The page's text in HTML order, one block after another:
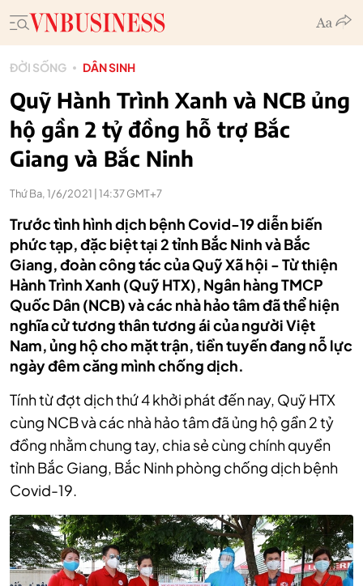
ĐỜI SỐNG DÂN SINH
Quỹ Hành Trình Xanh và NCB ủng
hộ gần 2 tỷ đồng hỗ trợ Bắc
Giang và Bắc Ninh
Thứ Ba, 1/6/2021 | 14:37 GMT+7
Trước tình hình dịch bệnh Covid-19 diễn biến
phức tạp, đặc biệt tại 2 tỉnh Bắc Ninh và Bắc
Giang, đoàn công tác của Quỹ Xã hội - Từ thiện
Hành Trình Xanh (Quỹ HTX), Ngân hàng TMCP
Quốc Dân (NCB) và các nhà hảo tâm đã thể hiện
nghĩa cử tương thân tương ái của người Việt
Nam, ủng hộ cho mặt trận, tiền tuyến đang nỗ lực
ngày đêm căng mình chống dịch.
Tính từ đợt dịch thứ 4 khởi phát đến nay, Quỹ HTX
cùng NCB và các nhà hảo tâm đã ủng hộ gần 2 tỷ
đồng nhằm chung tay, chia sẻ cùng chính quyền
tỉnh Bắc Giang, Bắc Ninh phòng chống dịch bệnh
Covid-19.